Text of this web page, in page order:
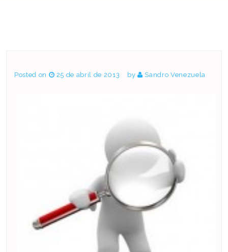
Posted on 25 de abril de 2013 by Sandro Venezuela